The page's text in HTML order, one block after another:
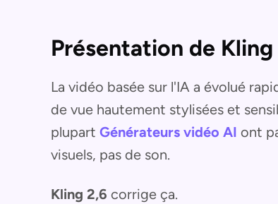
Présentation de Kling
La vidéo basée sur l'IA a évolué
de vue hautement stylisées et
plupart Générateurs vidéo AI ont
visuels, pas de son.
Kling 2,6 corrige ça.